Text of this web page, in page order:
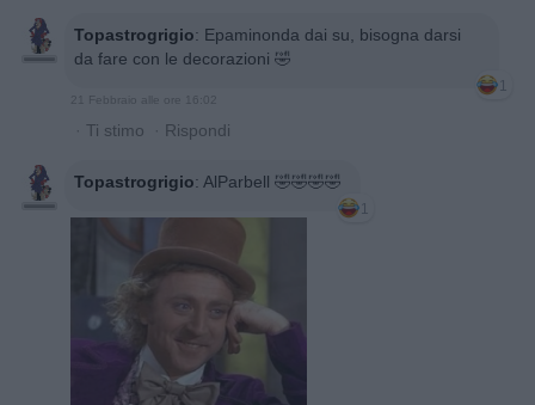
Topastrogrigio: Epaminonda dai su, bisogna darsi
da fare con le decorazioni 🤣
1
· Ti stimo · Rispondi
Topastrogrigio: AlParbell 🤣🤣🤣🤣
1